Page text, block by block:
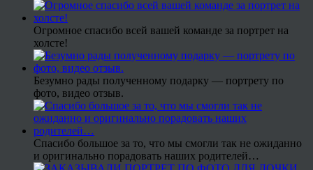
Огромное спасибо всей вашей команде за портрет на
холсте!
Безумно рады полученному подарку — портрету по
фото, видео отзыв.
Спасибо большое за то, что мы смогли так не ожиданно
и оригинально порадовать наших родителей…